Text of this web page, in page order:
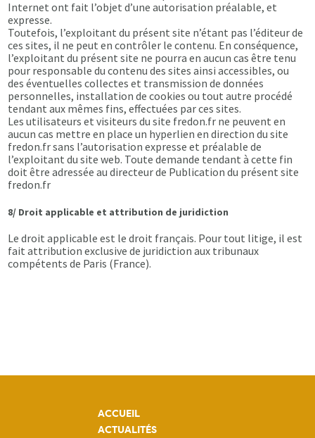
Internet ont fait l’objet d’une autorisation préalable, et
expresse.
Toutefois, l’exploitant du présent site n’étant pas l’éditeur de
ces sites, il ne peut en contrôler le contenu. En conséquence,
l’exploitant du présent site ne pourra en aucun cas être tenu
pour responsable du contenu des sites ainsi accessibles, ou
des éventuelles collectes et transmission de données
personnelles, installation de cookies ou tout autre procédé
tendant aux mêmes fins, effectuées par ces sites.
Les utilisateurs et visiteurs du site fredon.fr ne peuvent en
aucun cas mettre en place un hyperlien en direction du site
fredon.fr sans l’autorisation expresse et préalable de
l’exploitant du site web. Toute demande tendant à cette fin
doit être adressée au directeur de Publication du présent site
fredon.fr
8/ Droit applicable et attribution de juridiction
Le droit applicable est le droit français. Pour tout litige, il est
fait attribution exclusive de juridiction aux tribunaux
compétents de Paris (France).
ACCUEIL
ACTUALITÉS